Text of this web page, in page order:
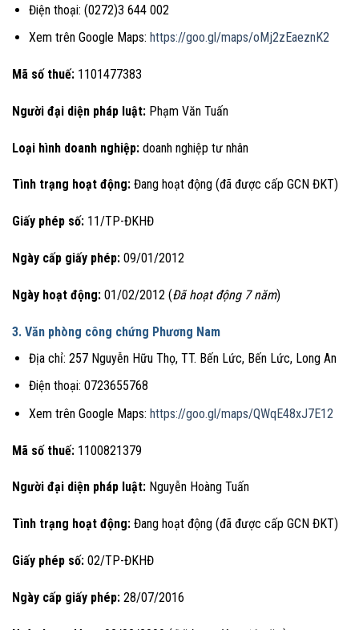
Điện thoại: (0272)3 644 002
Xem trên Google Maps: https://goo.gl/maps/oMj2zEaeznK2
Mã số thuế: 1101477383
Người đại diện pháp luật: Phạm Văn Tuấn
Loại hình doanh nghiệp: doanh nghiệp tư nhân
Tình trạng hoạt động: Đang hoạt động (đã được cấp GCN ĐKT)
Giấy phép số: 11/TP-ĐKHĐ
Ngày cấp giấy phép: 09/01/2012
Ngày hoạt động: 01/02/2012 (Đã hoạt động 7 năm)
3. Văn phòng công chứng Phương Nam
Địa chỉ: 257 Nguyễn Hữu Thọ, TT. Bến Lức, Bến Lức, Long An
Điện thoại: 0723655768
Xem trên Google Maps: https://goo.gl/maps/QWqE48xJ7E12
Mã số thuế: 1100821379
Người đại diện pháp luật: Nguyễn Hoàng Tuấn
Tình trạng hoạt động: Đang hoạt động (đã được cấp GCN ĐKT)
Giấy phép số: 02/TP-ĐKHĐ
Ngày cấp giấy phép: 28/07/2016